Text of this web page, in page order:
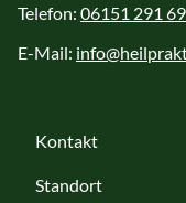
Telefon: 06151 291
E-Mail:
Kontakt
Standort